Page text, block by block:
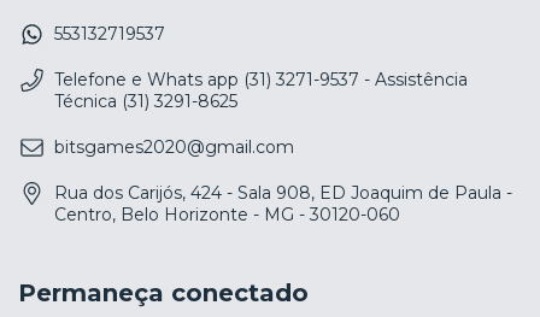
553132719537
Telefone e Whats app (31) 3271-9537 - Assistência
Técnica (31) 3291-8625
bitsgames2020@gmail.com
Rua dos Carijós, 424 - Sala 908, ED Joaquim de Paula -
Centro, Belo Horizonte - MG - 30120-060
Permaneça conectado